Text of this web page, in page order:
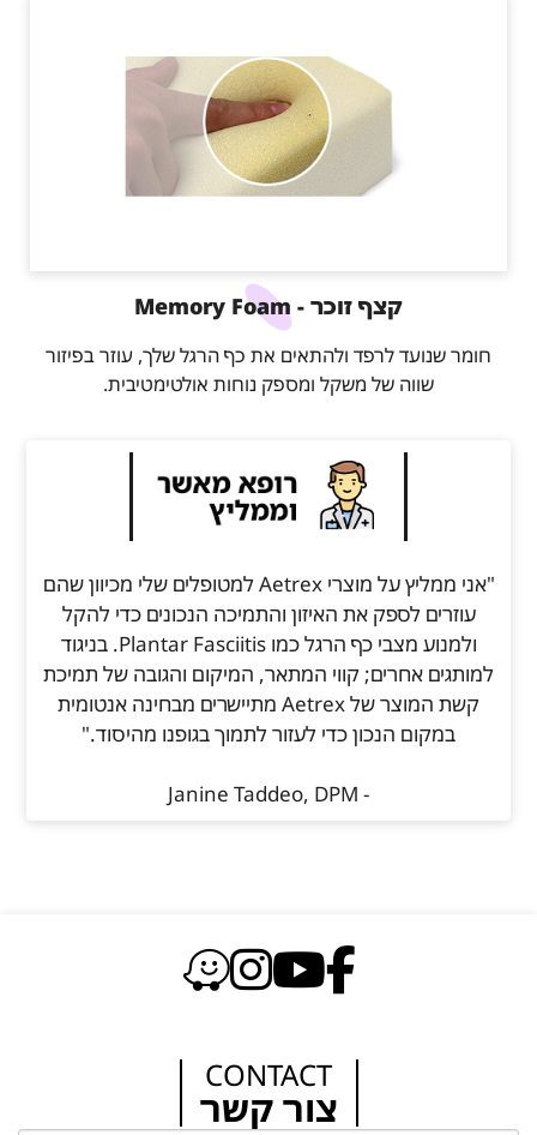
קצף זוכר - Memory Foam
חומר שנועד לרפד ולהתאים את כף הרגל שלך, עוזר בפיזור
שווה של משקל ומספק נוחות אולטימטיבית.
"אני ממליץ על מוצרי Aetrex למטופלים שלי מכיוון שהם
עוזרים לספק את האיזון והתמיכה הנכונים כדי להקל
ולמנוע מצבי כף הרגל כמו Plantar Fasciitis. בניגוד
למותגים אחרים; קווי המתאר, המיקום והגובה של תמיכת
קשת המוצר של Aetrex מתיישרים מבחינה אנטומית
במקום הנכון כדי לעזור לתמוך בגופנו מהיסוד."
- Janine Taddeo, DPM
CONTACT
צור קשר